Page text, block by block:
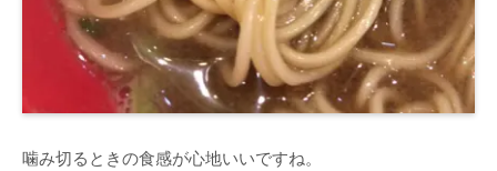
噛み切るときの食感が心地いいですね。